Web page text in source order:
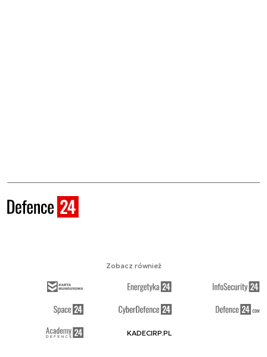
Zobacz również
KADECIRP.PL